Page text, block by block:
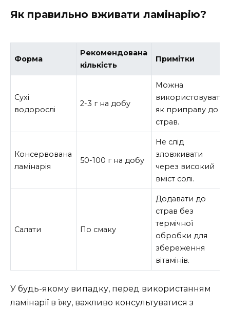
Як правильно вживати ламінарію?
Форма
Рекомендована
кількість
Примітки
Сухі
водорослі
2-3 г на добу
Можна
використовувати
як приправу до
страв.
Консервована
ламінарія
50-100 г на добу
Не слід
зловживати
через високий
вміст солі.
Салати По смаку
Додавати до
страв без
термічної
обробки для
збереження
вітамінів.
У будь-якому випадку, перед використанням
ламінарії в їжу, важливо консультуватися з